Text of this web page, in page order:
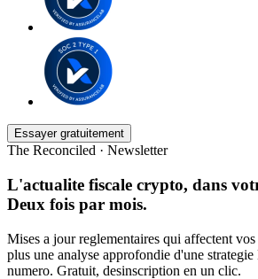
Essayer gratuitement
The Reconciled · Newsletter
L'actualite fiscale crypto, dans
Deux fois par mois.
Mises a jour reglementaires qui affectent
plus une analyse approfondie d'une
numero. Gratuit, desinscription en un clic.